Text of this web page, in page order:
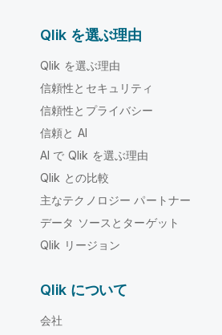
Qlik を選ぶ理由
Qlik を選ぶ理由
信頼性とセキュリティ
信頼性とプライバシー
信頼と AI
AI で Qlik を選ぶ理由
Qlik との比較
主なテクノロジー パートナー
データ ソースとターゲット
Qlik リージョン
Qlik について
会社